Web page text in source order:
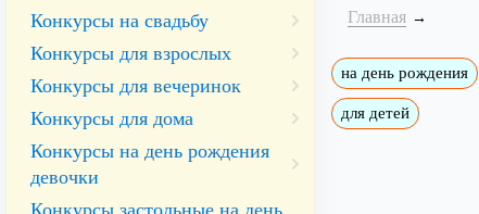
Главная
на день рождения
для детей
Конкурсы на свадьбу
Конкурсы для взрослых
Конкурсы для вечеринок
Конкурсы для дома
Конкурсы на день рождения
девочки
Конкурсы застольные на день